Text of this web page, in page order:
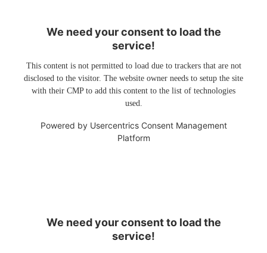
We need your consent to load the
service!
This content is not permitted to load due to trackers that are not
disclosed to the visitor. The website owner needs to setup the site
with their CMP to add this content to the list of technologies
used.
Powered by Usercentrics Consent Management
Platform
We need your consent to load the
service!